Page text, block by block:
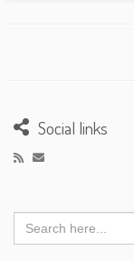
Social links
Search
for: